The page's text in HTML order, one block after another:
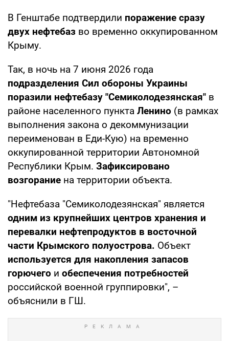
В Генштабе подтвердили поражение сразу
двух нефтебаз во временно оккупированном
Крыму.
Так, в ночь на 7 июня 2026 года
подразделения Сил обороны Украины
поразили нефтебазу "Семиколодезянская" в
районе населенного пункта Ленино (в рамках
выполнения закона о декоммунизации
переименован в Еди-Кую) на временно
оккупированной территории Автономной
Республики Крым. Зафиксировано
возгорание на территории объекта.
"Нефтебаза "Семиколодезянская" является
одним из крупнейших центров хранения и
перевалки нефтепродуктов в восточной
части Крымского полуострова. Объект
используется для накопления запасов
горючего и обеспечения потребностей
российской военной группировки", –
объяснили в ГШ.